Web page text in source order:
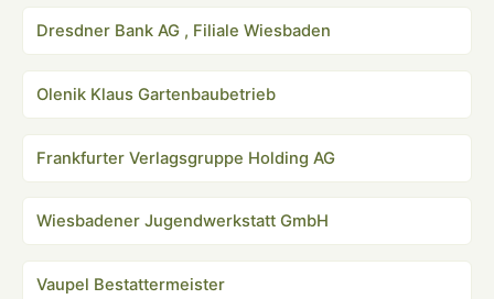
Dresdner Bank AG , Filiale Wiesbaden
Olenik Klaus Gartenbaubetrieb
Frankfurter Verlagsgruppe Holding AG
Wiesbadener Jugendwerkstatt GmbH
Vaupel Bestattermeister